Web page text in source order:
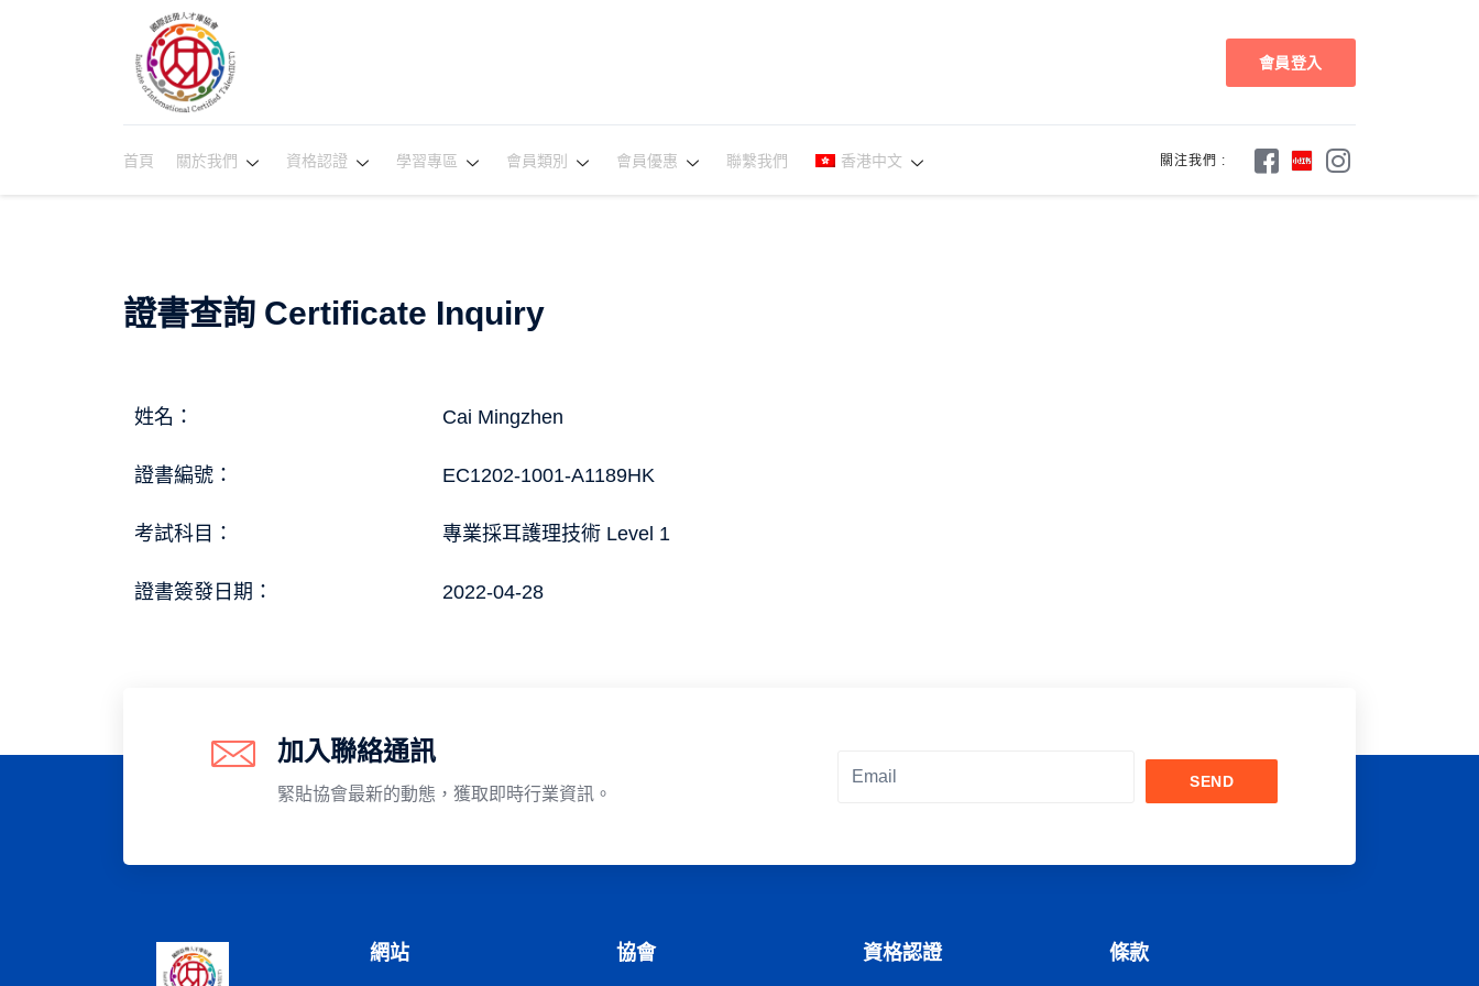
會員登入
首頁 關於我們 資格認證 學習專區 會員類別 會員優惠 聯繫我們 香港中文 關注我們 :
證書查詢 Certificate Inquiry
姓名： Cai Mingzhen
證書編號： EC1202-1001-A1189HK
考試科目： 專業採耳護理技術 Level 1
證書簽發日期： 2022-04-28
加入聯絡通訊
緊貼協會最新的動態，獲取即時行業資訊。
SEND
網站 協會 資格認證 條款